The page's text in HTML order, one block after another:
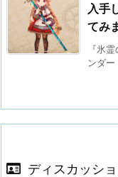
入手
てみ
『氷
ンダ
ディスカッシ